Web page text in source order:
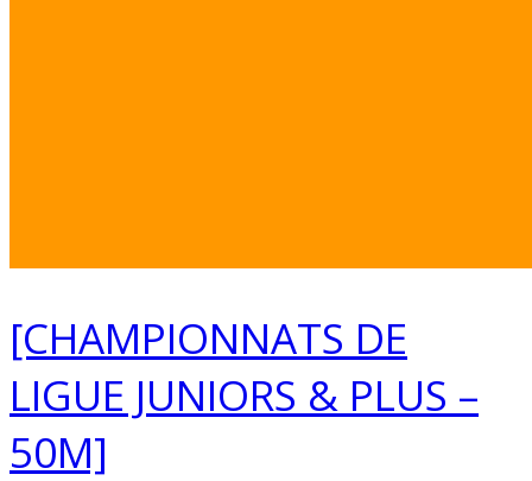
[CHAMPIONNATS DE
LIGUE JUNIORS & PLUS –
50M]